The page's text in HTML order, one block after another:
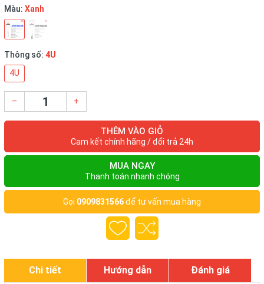
Màu: Xanh
Thông số: 4U
4U
– +
THÊM VÀO GIỎ
Cam kết chính hãng / đổi trả 24h
MUA NGAY
Thanh toán nhanh chóng
Gọi 0909831566để tư vấn mua hàng
Chi tiết Hướng dẫn Đánh giá